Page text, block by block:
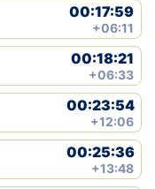
00:17:59
+06:11
00:18:21
+06:33
00:23:54
+12:06
00:25:36
+13:48